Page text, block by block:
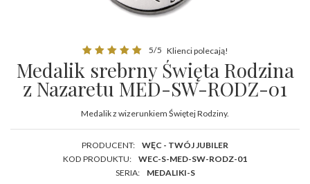
5/5 Klienci polecają!
Medalik srebrny Święta Rodzina
z Nazaretu MED-SW-RODZ-01
Medalik z wizerunkiem Świętej Rodziny.
PRODUCENT:
WĘC - TWÓJ JUBILER
KOD PRODUKTU:
WEC-S-MED-SW-RODZ-01
SERIA:
MEDALIKI-S